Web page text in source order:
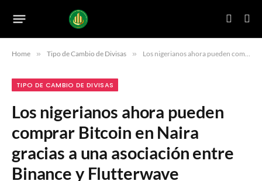
Home » Tipo de Cambio de Divisas » Los nigerianos ahora pueden comprar Bitcoin en Naira gracias a una asociación entre Binance y Flutterwave
TIPO DE CAMBIO DE DIVISAS
Los nigerianos ahora pueden
comprar Bitcoin en Naira
gracias a una asociación entre
Binance y Flutterwave